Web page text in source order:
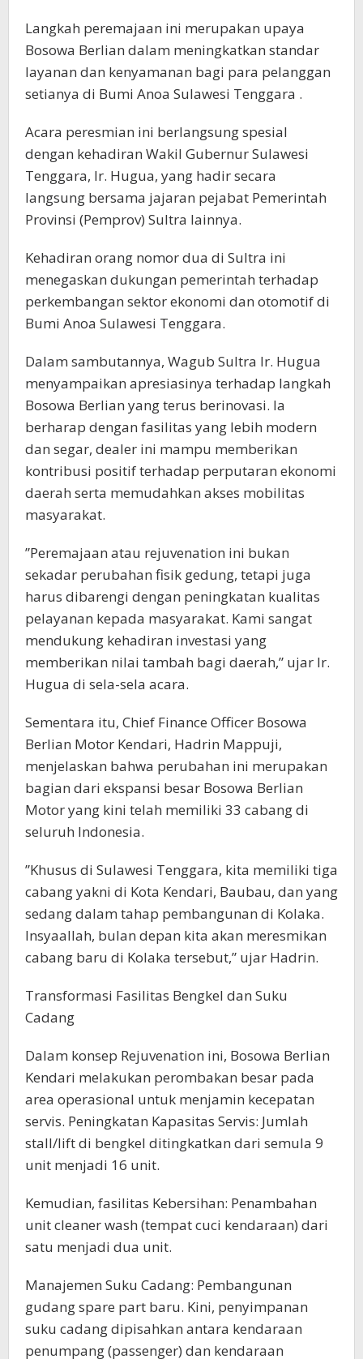
Langkah peremajaan ini merupakan upaya
Bosowa Berlian dalam meningkatkan standar
layanan dan kenyamanan bagi para pelanggan
setianya di Bumi Anoa Sulawesi Tenggara .
​Acara peresmian ini berlangsung spesial
dengan kehadiran Wakil Gubernur Sulawesi
Tenggara, Ir. Hugua, yang hadir secara
langsung bersama jajaran pejabat Pemerintah
Provinsi (Pemprov) Sultra lainnya.
Kehadiran orang nomor dua di Sultra ini
menegaskan dukungan pemerintah terhadap
perkembangan sektor ekonomi dan otomotif di
Bumi Anoa Sulawesi Tenggara.
​Dalam sambutannya, Wagub Sultra Ir. Hugua
menyampaikan apresiasinya terhadap langkah
Bosowa Berlian yang terus berinovasi. Ia
berharap dengan fasilitas yang lebih modern
dan segar, dealer ini mampu memberikan
kontribusi positif terhadap perputaran ekonomi
daerah serta memudahkan akses mobilitas
masyarakat.
​”Peremajaan atau rejuvenation ini bukan
sekadar perubahan fisik gedung, tetapi juga
harus dibarengi dengan peningkatan kualitas
pelayanan kepada masyarakat. Kami sangat
mendukung kehadiran investasi yang
memberikan nilai tambah bagi daerah,” ujar Ir.
Hugua di sela-sela acara.
​Sementara itu, Chief Finance Officer Bosowa
Berlian Motor Kendari, Hadrin Mappuji,
menjelaskan bahwa perubahan ini merupakan
bagian dari ekspansi besar Bosowa Berlian
Motor yang kini telah memiliki 33 cabang di
seluruh Indonesia.
​”Khusus di Sulawesi Tenggara, kita memiliki tiga
cabang yakni di Kota Kendari, Baubau, dan yang
sedang dalam tahap pembangunan di Kolaka.
Insyaallah, bulan depan kita akan meresmikan
cabang baru di Kolaka tersebut,” ujar Hadrin.
​Transformasi Fasilitas Bengkel dan Suku
Cadang
​Dalam konsep Rejuvenation ini, Bosowa Berlian
Kendari melakukan perombakan besar pada
area operasional untuk menjamin kecepatan
servis. Peningkatan Kapasitas Servis: Jumlah
stall/lift di bengkel ditingkatkan dari semula 9
unit menjadi 16 unit.
​Kemudian, fasilitas Kebersihan: Penambahan
unit cleaner wash (tempat cuci kendaraan) dari
satu menjadi dua unit.
​Manajemen Suku Cadang: Pembangunan
gudang spare part baru. Kini, penyimpanan
suku cadang dipisahkan antara kendaraan
penumpang (passenger) dan kendaraan